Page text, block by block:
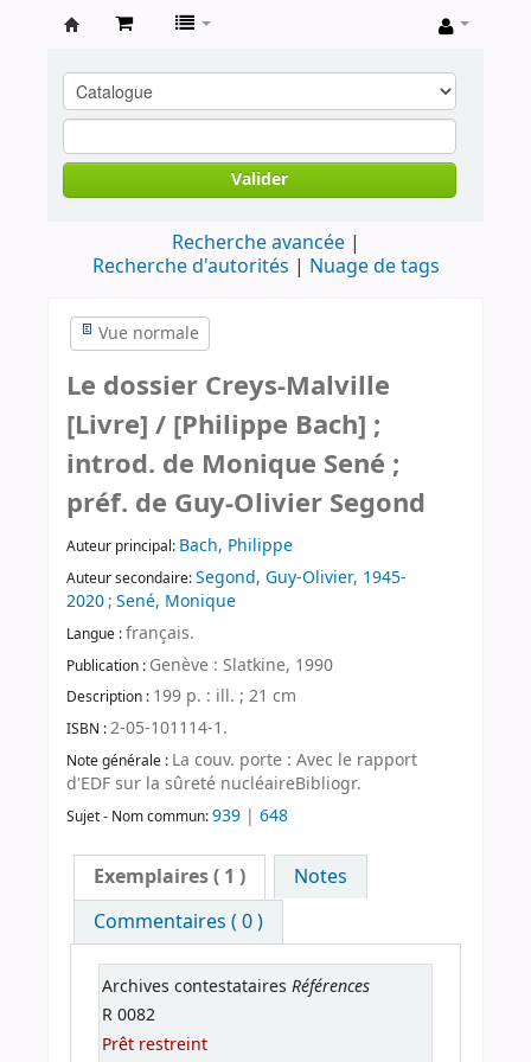
contestataires
Valider
Recherche avancée
Recherche d'autorités
Nuage de tags
Vue normale
Le dossier Creys-Malville
[Livre] / [Philippe Bach] ;
introd. de Monique Sené ;
préf. de Guy-Olivier Segond
Auteur principal: Bach, Philippe
Auteur secondaire:Segond, Guy-Olivier, 1945-
2020;Sené, Monique
Langue :français.
Publication : Genève : Slatkine, 1990
Description : 199 p. : ill. ; 21 cm
ISBN :2-05-101114-1.
Note générale : La couv. porte : Avec le rapport
d'EDF sur la sûreté nucléaireBibliogr.
Sujet - Nom commun:939 | 648
Exemplaires( 1 )
Notes
Commentaires ( 0 )
Archives contestataires Références
R 0082
Prêt restreint